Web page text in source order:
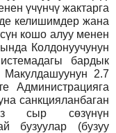
үчүнчү жактарга
келишимдер жана
кошо алуу менен
Колдонуучунун
бардык
Макулдашуунун 2.7
Администрацияга
санкцияланбаган
сыр сөзүнүн
бузуулар (бузуу